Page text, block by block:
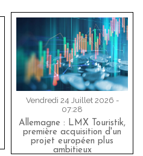
Vendredi 24 Juillet 2026 -
07:28
Allemagne : LMX Touristik,
première acquisition d'un
projet européen plus
ambitieux